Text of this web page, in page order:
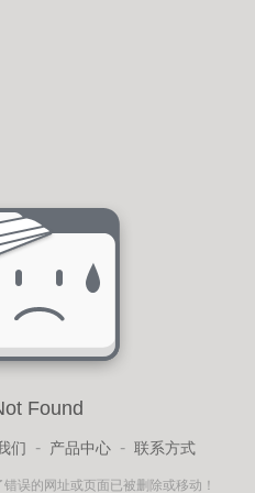
Found
们 - 产品中心 - 联系方式
误的网址或页面已被删除或移动！